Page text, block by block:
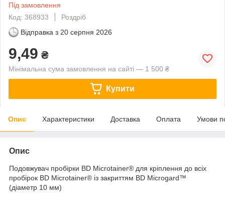
Під замовлення
Код: 368933
Роздріб
Відправка з 20 серпня 2026
9,49 ₴
Мінімальна сума замовлення на сайті — 1 500 ₴
Купити
Опис Характеристики Доставка Оплата Умови
Опис
Подовжувач пробірки BD Microtainer® для кріплення до всіх
пробірок BD Microtainer® із закриттям BD Microgard™
(діаметр 10 мм)